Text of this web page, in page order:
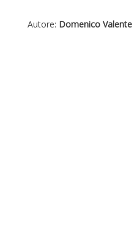
Autore: Domenico Valente